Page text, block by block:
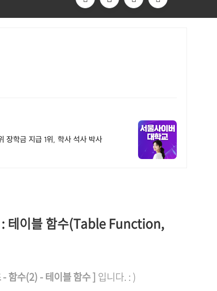
장학금 지급 1위, 학사 석사 박사
테이블 함수(Table Function,
함수(2) - 테이블 함수] 입니다. : )